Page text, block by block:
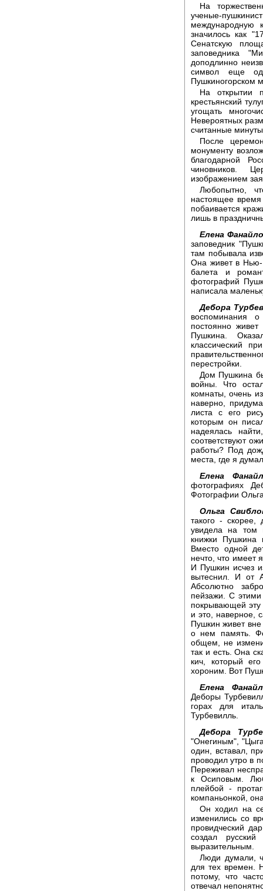
На
ученые-
международную
значилось как
Сенатскую
заповедника
доподлинно
символ еще
Пушкиногорском
На открытии
крестьянский
угощать
Невероятных
считанные
После
монументу
благодарной
чиновников.
изображением
Любопытно,
настоящее время
побаивается
лишь в
Елена
заповедник
там побывала
Она живет в Нью-
балета и
фотографий
написала
Дебора
воспоминания
постоянно
Пушкина.
классический
перестройки.
Дом Пушкина
войны. Что
комнаты, очень
наверно,
листа с его
которым он
надеялась
соответствуют
работы? Под
места, где я
Елена
фотографиях
Фотографии
Ольга
такого -
увидела на том
книжки
Вместо одной
нечто, что имеет
И Пушкин исчез
вытеснил. И от
Абсолютно
пейзажи. С
покрывающей эту
и это, наверное,
Пушкин живет
о нем память.
общем, не
так и есть. Она
кич, который
хороним. Вот
Елена
Деборы
горах для
Турбевилль.
Дебора
"Онегиным",
один, вставал,
проводил утро в
Переживал
к Осиповым.
плейбой -
компаньонкой,
Он ходил на
изменились со
провидческий
создал
выразительным.
Люди думали,
для тех времен.
потому, что
отвечал